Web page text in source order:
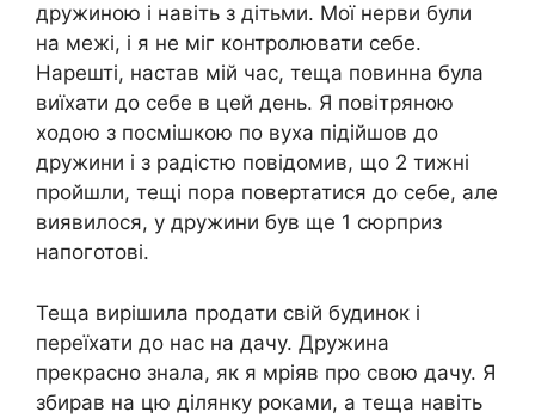
дружиною і навіть з дітьми. Мої нерви були
на межі, і я не міг контролювати себе.
Нарешті, настав мій час, теща повинна була
виїхати до себе в цей день. Я повітряною
ходою з посмішкою по вуха підійшов до
дружини і з радістю повідомив, що 2 тижні
пройшли, тещі пора повертатися до себе, але
виявилося, у дружини був ще 1 сюрприз
напоготові.
Теща вирішила продати свій будинок і
переїхати до нас на дачу. Дружина
прекрасно знала, як я мріяв про свою дачу. Я
збирав на цю ділянку роками, а теща навіть